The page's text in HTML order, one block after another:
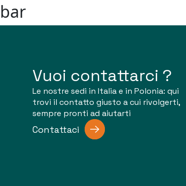
bar
Vuoi contattarci ?
Le nostre sedi in Italia e in Polonia: qui
trovi il contatto giusto a cui rivolgerti,
sempre pronti ad aiutarti
Contattaci